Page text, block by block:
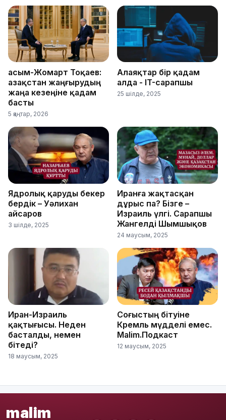
Қасым-Жомарт Тоқаев:
Қазақстан жаңғырудың
жаңа кезеңіне қадам
басты
5 қаңтар, 2026
Алаяқтар бір қадам
алда - IT-сарапшы
25 шілде, 2025
Ядролық қаруды бекер
бердік – Уәлихан
Қайсаров
3 шілде, 2025
Иранға жақтасқан
дұрыс па? Бізге –
Израиль үлгі. Сарапшы
Жангелді Шымшықов
24 маусым, 2025
Иран-Израиль
қақтығысы. Неден
басталды, немен
бітеді?
18 маусым, 2025
Соғыстың бітуіне
Кремль мүдделі емес.
Malim.Подкаст
12 маусым, 2025
malim